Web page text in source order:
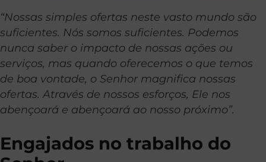
“Nossas simples ofertas neste vasto mundo são
suficientes. Nós somos suficientes. Podemos
nunca saber o impacto de nossas ações ou
serviços, mas quando oferecemos o que temos
de boa vontade, o Senhor magnifica nossas
ofertas. Através de nossos esforços, Ele nos
abençoará e abençoará ao nosso próximo”.
Engajados no trabalho do